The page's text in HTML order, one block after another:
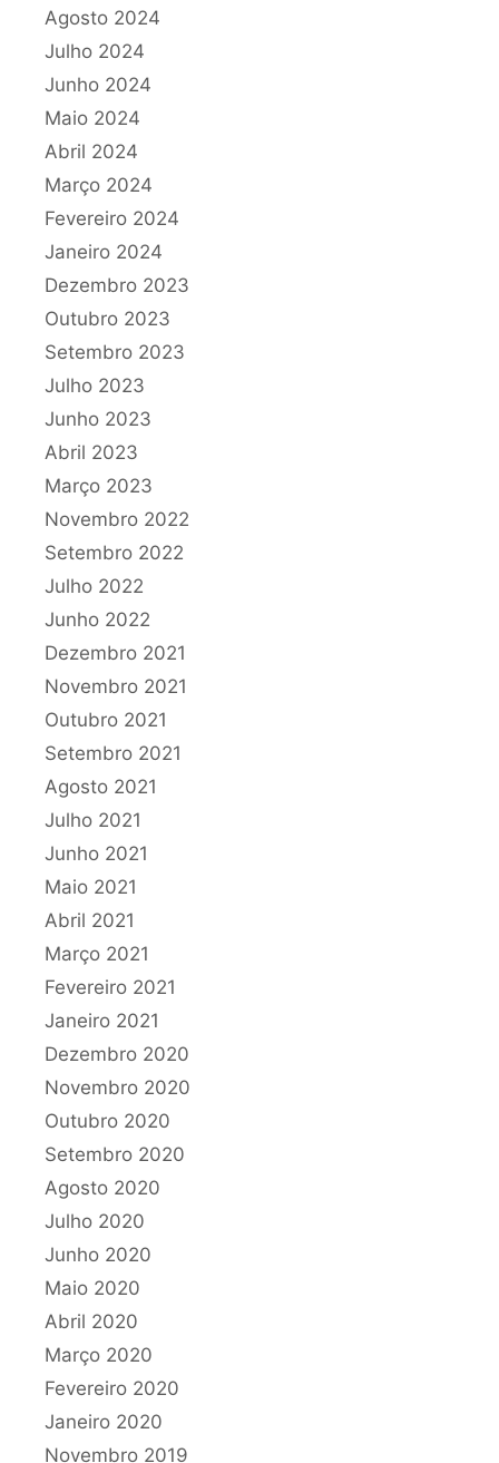
Agosto 2024
Julho 2024
Junho 2024
Maio 2024
Abril 2024
Março 2024
Fevereiro 2024
Janeiro 2024
Dezembro 2023
Outubro 2023
Setembro 2023
Julho 2023
Junho 2023
Abril 2023
Março 2023
Novembro 2022
Setembro 2022
Julho 2022
Junho 2022
Dezembro 2021
Novembro 2021
Outubro 2021
Setembro 2021
Agosto 2021
Julho 2021
Junho 2021
Maio 2021
Abril 2021
Março 2021
Fevereiro 2021
Janeiro 2021
Dezembro 2020
Novembro 2020
Outubro 2020
Setembro 2020
Agosto 2020
Julho 2020
Junho 2020
Maio 2020
Abril 2020
Março 2020
Fevereiro 2020
Janeiro 2020
Novembro 2019